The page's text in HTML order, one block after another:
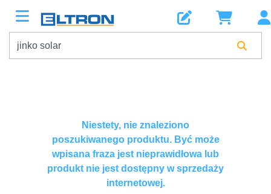
Niestety, nie znaleziono
poszukiwanego produktu. Być może
wpisana fraza jest nieprawidłowa lub
produkt nie jest dostępny w sprzedaży
internetowej.